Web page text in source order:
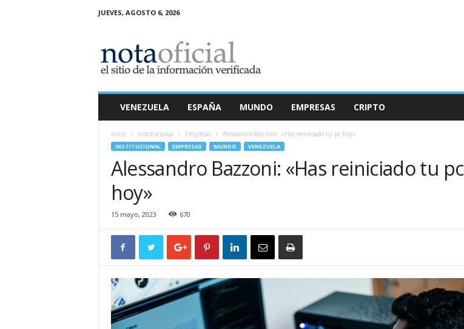
JUEVES, AGOSTO 6, 2026
a
O
VENEZUELA ESPAÑA MUNDO EMPRESAS CRIPTO
Inicio Institucional Empresas Alessandro Bazzoni: «Has reiniciado tu pc hoy»
INSTITUCIONAL EMPRESAS MUNDO VENEZUELA
Alessandro Bazzoni: «Has reiniciado tu pc
hoy»
15 mayo, 2023 670